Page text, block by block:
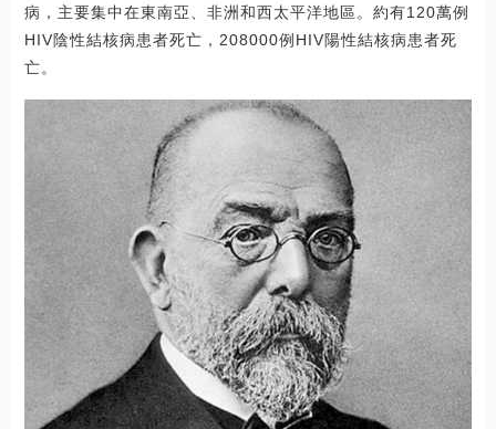
病，主要集中在東南亞、非洲和西太平洋地區。約有120萬例
HIV陰性結核病患者死亡，208000例HIV陽性結核病患者死
亡。